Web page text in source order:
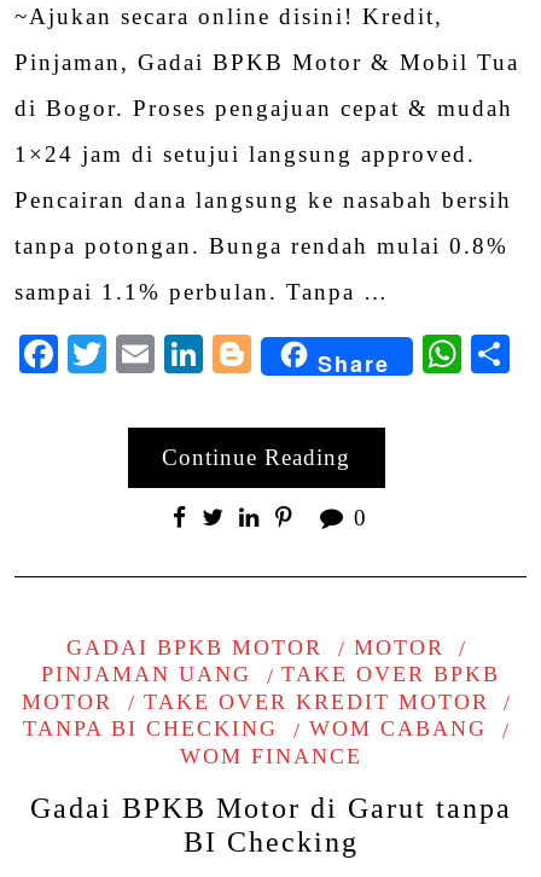
~Ajukan secara online disini! Kredit,
Pinjaman, Gadai BPKB Motor & Mobil Tua
di Bogor. Proses pengajuan cepat & mudah
1×24 jam di setujui langsung approved.
Pencairan dana langsung ke nasabah bersih
tanpa potongan. Bunga rendah mulai 0.8%
sampai 1.1% perbulan. Tanpa …
Facebook
Twitter
EmailLinkedIn
Blogger
Share
Continue Reading
0
GADAI BPKB MOTOR
MOTOR
PINJAMAN UANG
TAKE OVER BPKB
MOTOR
TAKE OVER KREDIT MOTOR
TANPA BI CHECKING
WOM CABANG
WOM FINANCE
Gadai BPKB Motor di Garut tanpa
BI Checking